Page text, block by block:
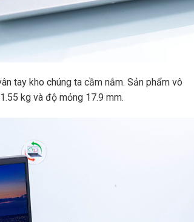
tay kho chúng ta cầm nắm. Sản phẩm vô
kg và độ mỏng 17.9 mm.